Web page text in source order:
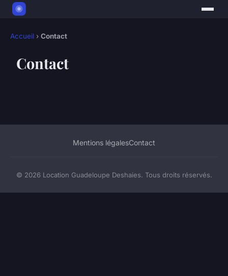
Accueil › Contact
Contact
Mentions légalesContact
© 2026 Location Guadeloupe Deshaies. Tous droits réservés.